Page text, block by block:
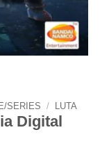
SERIES / LUTA
Digital